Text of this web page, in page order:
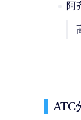
阿
ATC